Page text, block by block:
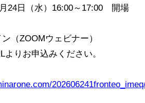
24日（水）16:00～17:00 開場
（ZOOMウェビナー）
よりお申込みください。